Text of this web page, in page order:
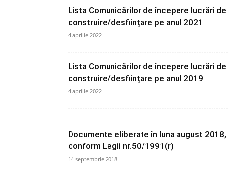
Lista Comunicărilor de începere lucrări de
construire/desființare pe anul 2021
4 aprilie 2022
Lista Comunicărilor de începere lucrări de
construire/desființare pe anul 2019
4 aprilie 2022
Documente eliberate în luna august 2018,
conform Legii nr.50/1991(r)
14 septembrie 2018